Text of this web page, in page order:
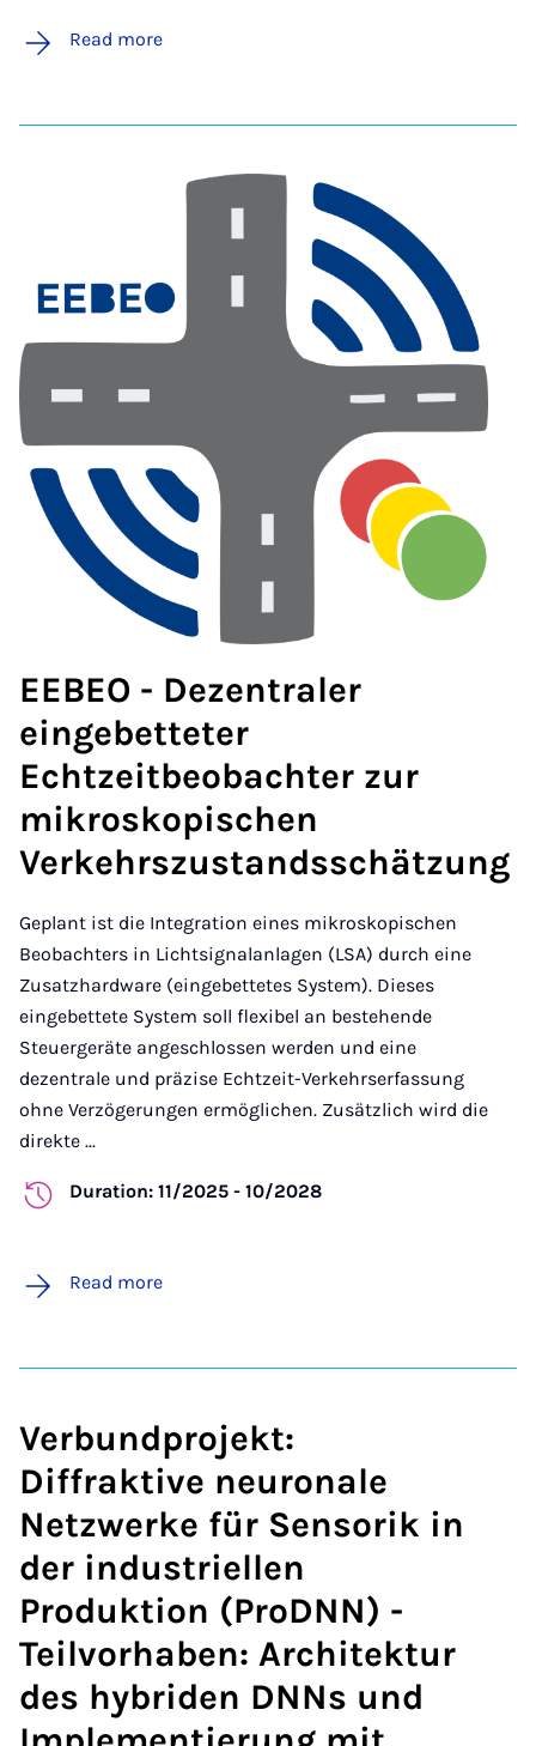
Read more
EEBEO - Dezentraler
eingebetteter
Echtzeitbeobachter zur
mikroskopischen
Verkehrszustandsschätzung
Geplant ist die Integration eines mikroskopischen
Beobachters in Lichtsignalanlagen (LSA) durch eine
Zusatzhardware (eingebettetes System). Dieses
eingebettete System soll flexibel an bestehende
Steuergeräte angeschlossen werden und eine
dezentrale und präzise Echtzeit-Verkehrserfassung
ohne Verzögerungen ermöglichen. Zusätzlich wird die
direkte ...
Duration: 11/2025 - 10/2028
Read more
Verbundprojekt:
Diffraktive neuronale
Netzwerke für Sensorik in
der industriellen
Produktion (ProDNN) -
Teilvorhaben: Architektur
des hybriden DNNs und